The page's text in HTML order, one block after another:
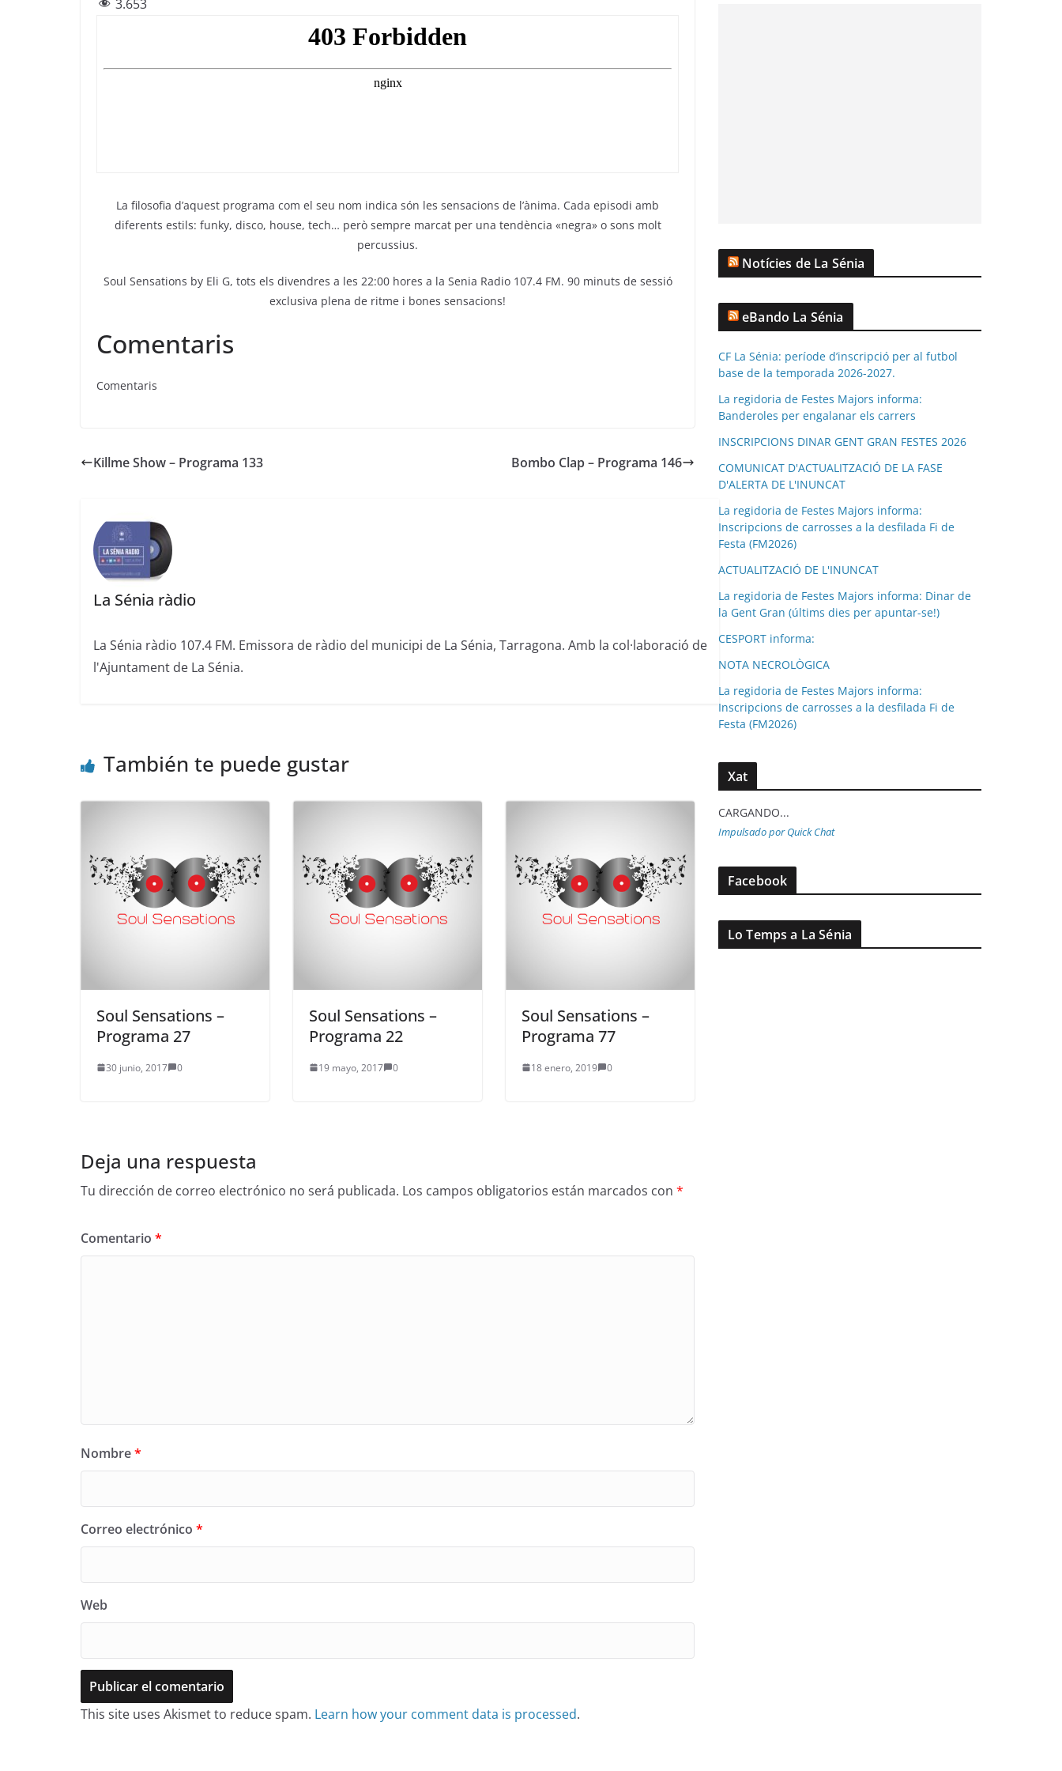
c
b a A
3.653
La filosofia d’aquest programa com el seu nom indica són les sensacions de l’ànima. Cada episodi amb
diferents estils: funky, disco, house, tech… però sempre marcat per una tendència «negra» o sons molt
percussius.
Soul Sensations by Eli G, tots els divendres a les 22:00 hores a la Senia Radio 107.4 FM. 90 minuts de sessió
exclusiva plena de ritme i bones sensacions!
Comentaris
Comentaris
Killme Show – Programa 133 Bombo Clap – Programa 146
La Sénia ràdio
La Sénia ràdio 107.4 FM. Emissora de ràdio del municipi de La Sénia, Tarragona. Amb la col·laboració de
l'Ajuntament de La Sénia.
También te puede gustar
Soul Sensations –
Programa 27
30 junio, 2017 0
Soul Sensations –
Programa 22
19 mayo, 2017 0
Soul Sensations –
Programa 77
18 enero, 2019 0
Deja una respuesta
Tu dirección de correo electrónico no será publicada. Los campos obligatorios están marcados con *
Comentario *
Nombre*
Correo electrónico *
Web
This site uses Akismet to reduce spam. Learn how your comment data is processed.
Notícies de La Sénia
eBando La Sénia
CF La Sénia: període d’inscripció per al futbol
base de la temporada 2026-2027.
La regidoria de Festes Majors informa:
Banderoles per engalanar els carrers
INSCRIPCIONS DINAR GENT GRAN FESTES 2026
COMUNICAT D'ACTUALITZACIÓ DE LA FASE
D'ALERTA DE L'INUNCAT
La regidoria de Festes Majors informa:
Inscripcions de carrosses a la desfilada Fi de
Festa (FM2026)
ACTUALITZACIÓ DE L'INUNCAT
La regidoria de Festes Majors informa: Dinar de
la Gent Gran (últims dies per apuntar-se!)
CESPORT informa:
NOTA NECROLÒGICA
La regidoria de Festes Majors informa:
Inscripcions de carrosses a la desfilada Fi de
Festa (FM2026)
Xat
CARGANDO...
Impulsado por Quick Chat
Facebook
Lo Temps a La Sénia